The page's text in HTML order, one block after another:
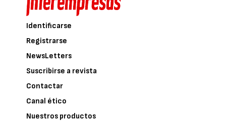
Identificarse
Registrarse
NewsLetters
Suscribirse a revista
Contactar
Canal ético
Nuestros productos